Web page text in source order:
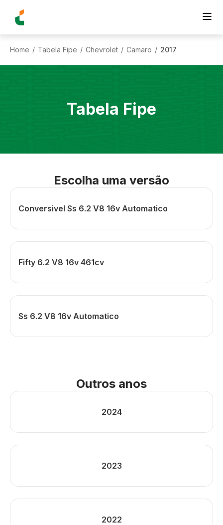
Home / Tabela Fipe / Chevrolet / Camaro / 2017
Tabela Fipe
Escolha uma versão
Conversivel Ss 6.2 V8 16v Automatico
Fifty 6.2 V8 16v 461cv
Ss 6.2 V8 16v Automatico
Outros anos
2024
2023
2022